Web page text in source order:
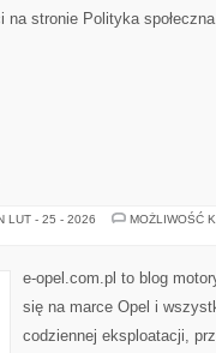
stronie Polityka
LUT - 25 - 2026
MOŻLIWOŚĆ
e-opel.com.pl to blog
się na marce Opel i
codziennej eksploatacji,